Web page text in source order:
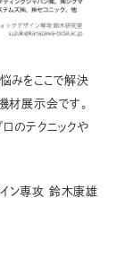
みをここで解決
材展示会です。
のテクニックや
ン専攻 鈴木康雄